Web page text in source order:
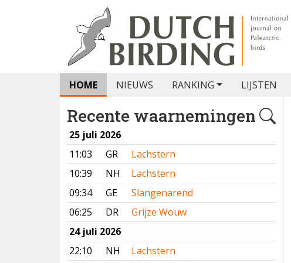
HOME NIEUWS RANKING LIJSTEN
Recente waarnemingen
25 juli 2026
11:03
GR
Lachstern
10:39
NH
Lachstern
09:34
GE
Slangenarend
06:25
DR
Grijze Wouw
24 juli 2026
22:10
NH
Lachstern